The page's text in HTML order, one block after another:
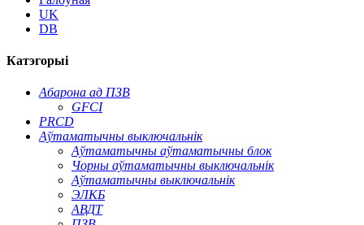
UK
DB
Катэгорыі
Абарона ад ПЗВ
GFCI
PRCD
Аўтаматычны выключальнік
Аўтаматычны аўтаматычны блок
Чорны аўтаматычны выключальнік
Аўтаматычны выключальнік
ЭЛКБ
АВДТ